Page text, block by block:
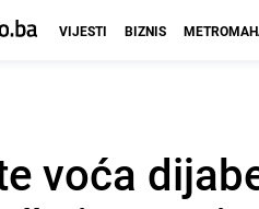
VIJESTI BIZNIS
voća